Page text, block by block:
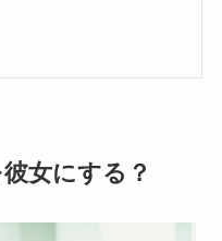
女にする？